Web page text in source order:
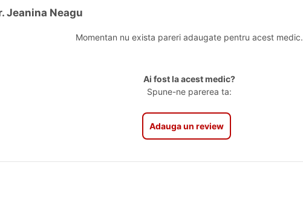
Jeanina Neagu
Momentan nu exista pareri adaugate pentru acest medic.
Ai fost la acest medic?
Spune-ne parerea ta:
Adauga un review